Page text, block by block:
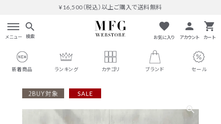
¥16,500（税込）以上ご購入で送料無料
メニュー
search
検索
favorite
お気に入り
person
アカウント
shopping_cart
カート
新着商品 ランキング カテゴリ ブランド セール